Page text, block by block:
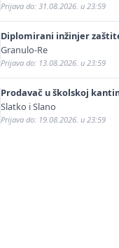
Prijava do: 31.08.2026. u 23:59
Diplomirani inžinjer
Bachelor inžinjer
(m/ž)
Granulo-Re
Prijava do: 13.08.2026. u 23:59
Prodavač u školskoj
Slatko i Slano
Prijava do: 19.08.2026. u 23:59